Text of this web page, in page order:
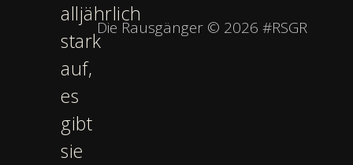
alljährlich
stark
auf,
es
gibt
sie
Die Rausgänger © 2026 #RSGR